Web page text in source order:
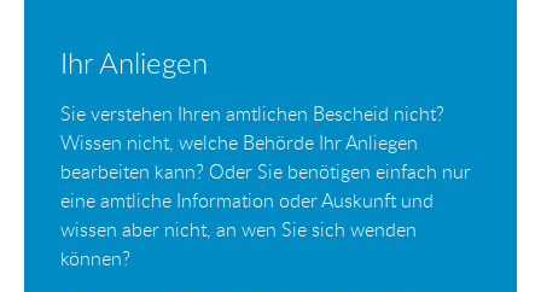
Ihr Anliegen
Sie verstehen Ihren amtlichen Bescheid nicht?
Wissen nicht, welche Behörde Ihr Anliegen
bearbeiten kann? Oder Sie benötigen einfach nur
eine amtliche Information oder Auskunft und
wissen aber nicht, an wen Sie sich wenden
können?